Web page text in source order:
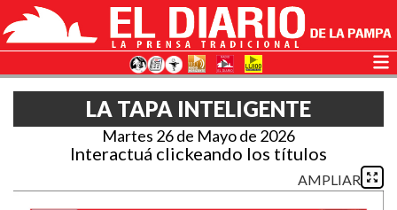
LA TAPA INTELIGENTE
Martes 26 de Mayo de 2026
Interactuá clickeando los títulos
AMPLIAR